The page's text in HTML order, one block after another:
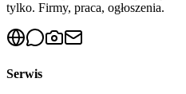
tylko. Firmy, praca, ogłoszenia.
Serwis